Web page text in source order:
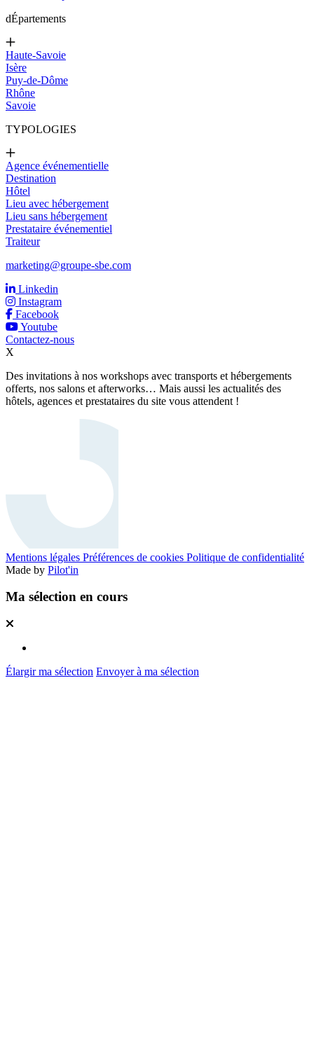
dÉpartements
Haute-Savoie
Isère
Puy-de-Dôme
Rhône
Savoie
TYPOLOGIES
Agence événementielle
Destination
Hôtel
Lieu avec hébergement
Lieu sans hébergement
Prestataire événementiel
Traiteur
marketing@groupe-sbe.com
Linkedin
Instagram
Facebook
Youtube
Contactez-nous
X
Des invitations à nos workshops avec transports et hébergements
offerts, nos salons et afterworks… Mais aussi les actualités des
hôtels, agences et prestataires du site vous attendent !
Mentions légales Préférences de cookies Politique de confidentialité
Made by Pilot'in
Ma sélection en cours
Élargir ma sélection Envoyer à ma sélection